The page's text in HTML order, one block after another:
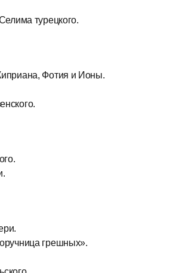
турецкого.
Фотия и Ионы.
грешных».